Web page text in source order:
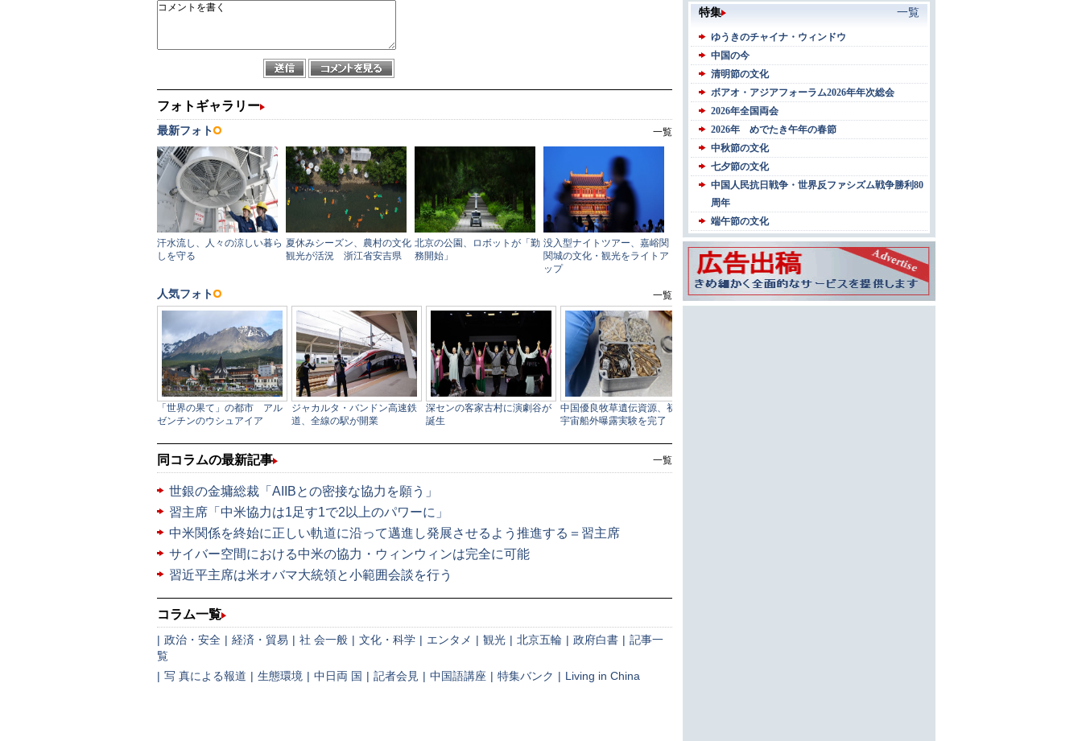
一覧
同コラムの最新記事
世銀の金墉総裁「AIIBとの密接な協力を願う」
習主席「中米協力は1足す1で2以上のパワーに」
中米関係を終始に正しい軌道に沿って邁進し発展させるよう推進する＝習主席
サイバー空間における中米の協力・ウィンウィンは完全に可能
習近平主席は米オバマ大統領と小範囲会談を行う
コラム一覧
| 政治・安全 | 経済・貿易 | 社 会一般 | 文化・科学 | エンタメ | 観光 | 北京五輪 | 政府白書 | 記事一
覧
| 写 真による報道 | 生態環境 | 中日両 国 | 記者会見 | 中国語講座 | 特集バンク | Living in China